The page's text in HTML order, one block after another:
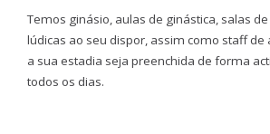
Temos ginásio, aulas de ginástica, salas
lúdicas ao seu dispor, assim como staff de
a sua estadia seja preenchida de forma
todos os dias.